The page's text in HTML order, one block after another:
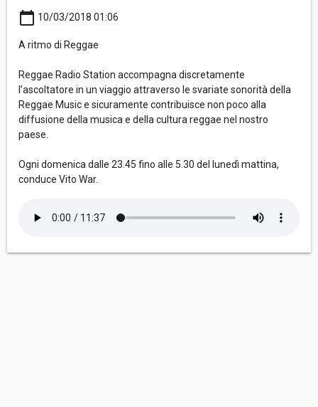
calendar_today 10/03/2018 01:06
A ritmo di Reggae
Reggae Radio Station accompagna discretamente
l’ascoltatore in un viaggio attraverso le svariate sonorità della
Reggae Music e sicuramente contribuisce non poco alla
diffusione della musica e della cultura reggae nel nostro
paese.
Ogni domenica dalle 23.45 fino alle 5.30 del lunedì mattina,
conduce Vito War.